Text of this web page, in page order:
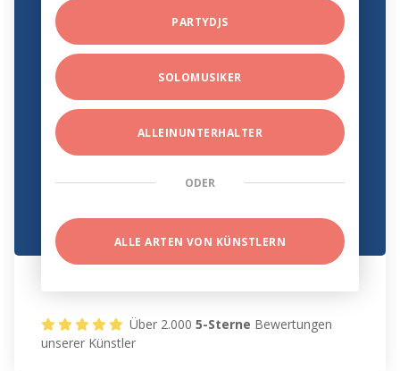
PARTYDJS
SOLOMUSIKER
ALLEINUNTERHALTER
ODER
ALLE ARTEN VON KÜNSTLERN
Über 2.0005-Sterne Bewertungen
unserer Künstler